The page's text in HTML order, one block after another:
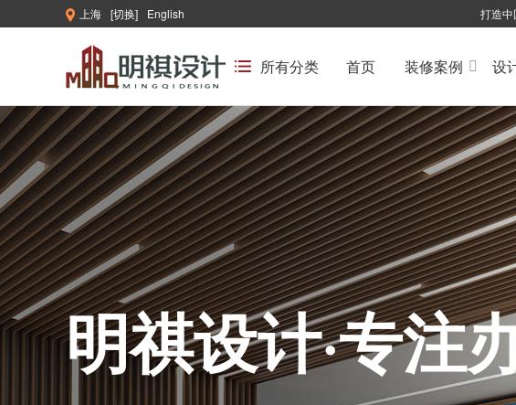
上海 [切换] English 打造
所有分类 首页 装修案例 设
明祺设计·专注